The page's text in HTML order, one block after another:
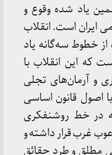
یاد شده وقوع و
ایران است. انقلاب
از خطوط سه‌گانه یاد
که این انقلاب با
و آرمان‌های تجلی‌
اصول قانون اساسی
در خط روشنفکری
غرب قرار داشته و
مطلق و طرد حقائق